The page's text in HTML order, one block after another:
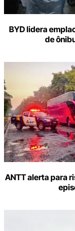
BYD lidera
de
ANTT alerta para